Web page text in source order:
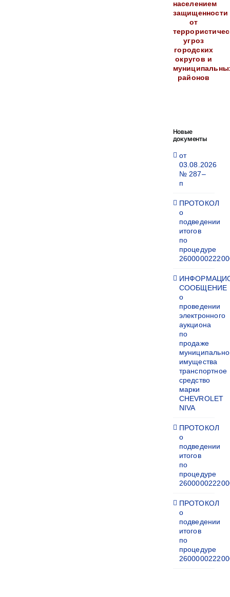
населением
защищенности
от
угроз
городских
округов и
районов
Новые
документы
от
03.08.2026
№ 287–
п
ПРОТОКОЛ
о
подведении
итогов
по
процедуре
СООБЩЕНИЕ
о
проведении
электронного
аукциона
по
продаже
имущества
транспортное
средство
марки
CHEVROLET
NIVA
ПРОТОКОЛ
о
подведении
итогов
по
процедуре
ПРОТОКОЛ
о
подведении
итогов
по
процедуре